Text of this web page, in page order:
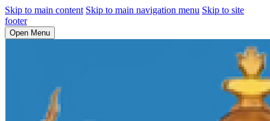
Skip to main content Skip to main navigation menu Skip to site
footer
Open Menu